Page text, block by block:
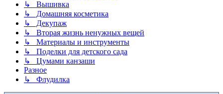
↳ Вышивка
↳ Домашняя косметика
↳ Декупаж
↳ Вторая жизнь ненужных вещей
↳ Материалы и инструменты
↳ Поделки для детского сада
↳ Цумами канзаши
Разное
↳ Флудилка